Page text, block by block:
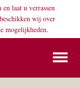
en laat u verrassen
wij over
mogelijkheden.